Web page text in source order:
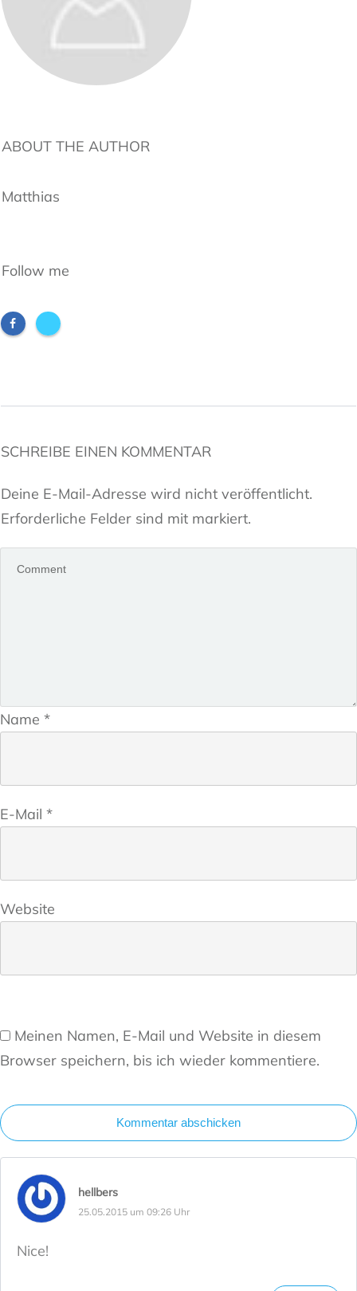
ABOUT THE AUTHOR
Matthias
Follow me
SCHREIBE EINEN KOMMENTAR
Deine E-Mail-Adresse wird nicht veröffentlicht.
Erforderliche Felder sind mit markiert.
Name *
E-Mail *
Website
Meinen Namen, E-Mail und Website in diesem
Browser speichern, bis ich wieder kommentiere.
Kommentar abschicken
hellbers
25.05.2015 um 09:26 Uhr
Nice!